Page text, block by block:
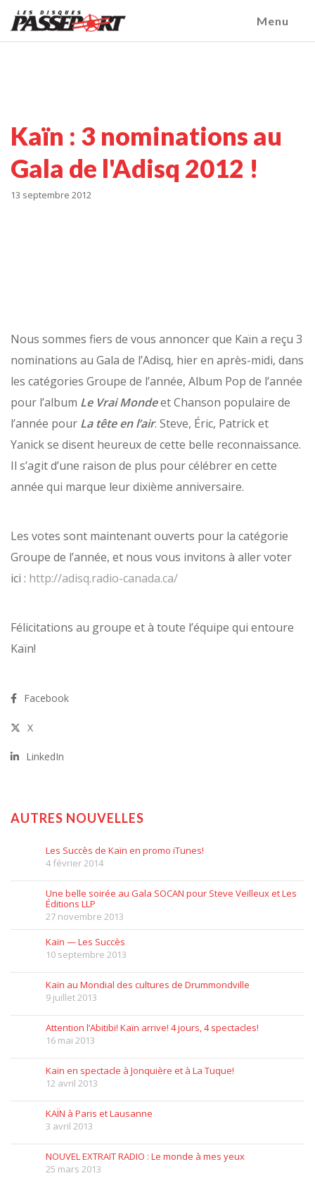
Menu
Kaïn : 3 nominations au
Gala de l'Adisq 2012 !
13 septembre 2012
Nous sommes fiers de vous annoncer que Kaïn a reçu 3
nominations au Gala de l’Adisq, hier en après-midi, dans
les catégories Groupe de l’année, Album Pop de l’année
pour l’album Le Vrai Mondeet Chanson populaire de
l’année pour La tête en l’air. Steve, Éric, Patrick et
Yanick se disent heureux de cette belle reconnaissance.
Il s’agit d’une raison de plus pour célébrer en cette
année qui marque leur dixième anniversaire.
Les votes sont maintenant ouverts pour la catégorie
Groupe de l’année, et nous vous invitons à aller voter
ici : http://adisq.radio-canada.ca/
Félicitations au groupe et à toute l’équipe qui entoure
Kaïn!
Facebook
X
LinkedIn
AUTRES NOUVELLES
Les Succès de Kaïn en promo iTunes!
4 février 2014
Une belle soirée au Gala SOCAN pour Steve Veilleux et Les
Éditions LLP
27 novembre 2013
Kaïn — Les Succès
10 septembre 2013
Kaïn au Mondial des cultures de Drummondville
9 juillet 2013
Attention l’Abitibi! Kaïn arrive! 4 jours, 4 spectacles!
16 mai 2013
Kaïn en spectacle à Jonquière et à La Tuque!
12 avril 2013
KAÏN à Paris et Lausanne
3 avril 2013
NOUVEL EXTRAIT RADIO : Le monde à mes yeux
25 mars 2013